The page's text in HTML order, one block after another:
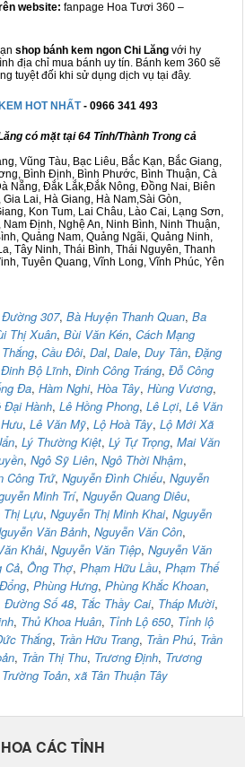
website: fanpage Hoa Tươi 360 –
shop bánh kem ngon Chi Lăng với hy
địa chỉ mua bánh uy tín. Bánh kem 360 sẽ
tuyệt đối khi sử dụng dịch vụ tại đây.
HOT NHẤT- 0966 341 493
có mặt tại 64 Tỉnh/Thành Trong cả
Vũng Tàu, Bạc Liêu, Bắc Kạn, Bắc Giang,
Bình Định, Bình Phước, Bình Thuận, Cà
Nẵng, Đắk Lắk,Đắk Nông, Đồng Nai, Biên
Lai, Hà Giang, Hà Nam,Sài Gòn,
Kon Tum, Lai Châu, Lào Cai, Lạng Sơn,
Định, Nghệ An, Ninh Bình, Ninh Thuận,
Quảng Nam, Quảng Ngãi, Quảng Ninh,
Tây Ninh, Thái Bình, Thái Nguyên, Thanh
Tuyên Quang, Vĩnh Long, Vĩnh Phúc, Yên
Đường 307, Bà Huyện Thanh Quan, Ba
Thị Xuân, Bùi Văn Kén, Cách Mạng
, Cầu Đôi, Dal, Dale, Duy Tân, Đặng
Đinh Bộ Lĩnh, Đinh Công Tráng, Đỗ Công
Đa, Hàm Nghi, Hòa Tây, Hùng Vương,
Đại Hành, Lê Hồng Phong, Lê Lợi, Lê Văn
, Lê Văn Mỹ, Lộ Hoà Tây, Lộ Mới Xã
, Lý Thường Kiệt, Lý Tự Trọng, Mai Văn
, Ngô Sỹ Liên, Ngô Thời Nhậm,
Công Trứ, Nguyễn Đình Chiểu, Nguyễn
Minh Trí, Nguyễn Quang Diêu,
Thị Lựu, Nguyễn Thị Minh Khai, Nguyễn
Văn Bảnh, Nguyễn Văn Côn,
Khải, Nguyễn Văn Tiệp, Nguyễn Văn
Cả, Ông Thợ, Phạm Hữu Lầu, Phạm Thế
, Phùng Hưng, Phùng Khắc Khoan,
Đường Số 48, Tắc Thầy Cai, Tháp Mười,
, Thủ Khoa Huân, Tỉnh Lộ 650, Tỉnh lộ
Thắng, Trần Hữu Trang, Trần Phú, Trần
, Trần Thị Thu, Trương Định, Trương
Toản, xã Tân Thuận Tây
CÁC TỈNH